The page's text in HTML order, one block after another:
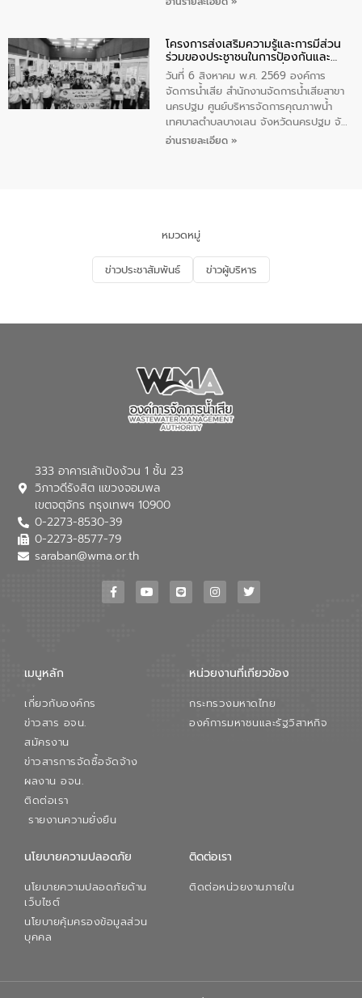
ประชาชน ตัวแทนจากโรงแรมต่างๆ ในเขต
เทศบาลตำบลราไวย์ ศูนย์บริหารจัดการ
คุณภาพน้ำเทศบาลตำบลราไวย์ นำโดยนาย
น้อย แก้วเศษ ผู้จัดการสำนักงานจัดการน้ำ
เสียสาขาภูเก็ต พร้อมด้วยเจ้าหน้าที่ จำนวน
5 คน ร่วมทำกิจกรรม ทำความสะอาด
ชายหาดและแหล่งท่องเที่ยว ณ บริเวณ
โครงการส่งเสริมความรู้และการมีส่วน
ร่วมของประชาชนในการป้องกันและ
แก้ไขปัญหาน้ำเสียอย่างยั่งยืน
วันที่ 6 สิงหาคม พ.ศ. 2569 องค์การ
จัดการน้ำเสีย สำนักงานจัดการน้ำเสียสาขา
นครปฐม ศูนย์บริหารจัดการคุณภาพน้ำ
เทศบาลตำบลบางเลน จังหวัดนครปฐม จัด
กิจกรรมภายใต้โครงการส่งเสริมความรู้และ
จัดการน้ำเสียและสร้างจิตสำนึกในการ
อนุรักษ์สิ่งแวดล้อม ในหัวข้อ “น้ำเสียชุมชน
และการบำบัดน้ำเสียเบื้องต้น” โดยให้ความรู้
เกี่ยวกับสาเหตุและผลกระทบของน้ำเสีย
ณ เทศบาลตำบลบางเลน จังหวัดนครปฐม
อ่านรายละเอียด »
หมวดหมู่
ข่าวประชาสัมพันธ์ ข่าวผู้บริหาร
333 อาคารเล้าเป้งง้วน 1 ชั้น 23
วิภาวดีรังสิต แขวงจอมพล
เขตจตุจักร กรุงเทพฯ 10900
0-2273-8530-39
0-2273-8577-79
saraban@wma.or.th
เมนูหลัก
เกี่ยวกับองค์กร
ข่าวสาร อจน.
สมัครงาน
ข่าวสารการจัดซื้อจัดจ้าง
ผลงาน อจน.
ติดต่อเรา
รายงานความยั่งยืน
หน่วยงานที่เกียวข้อง
กระทรวงมหาดไทย
องค์การมหาชนและรัฐวิสาหกิจ
นโยบายความปลอดภัย
นโยบายความปลอดภัยด้าน
เว็บไซต์
นโยบายคุ้มครองข้อมูลส่วน
บุคคล
ติดต่อเรา
ติดต่อหน่วยงานภายใน